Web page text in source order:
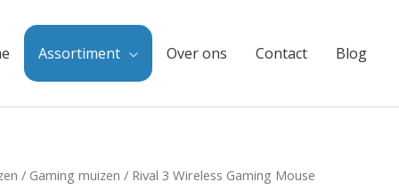
Assortiment Over ons Contact Blog
/ Gaming muizen / Rival 3 Wireless Gaming Mouse